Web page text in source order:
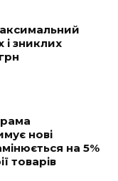
і зниклих
нові
на 5%
товарів